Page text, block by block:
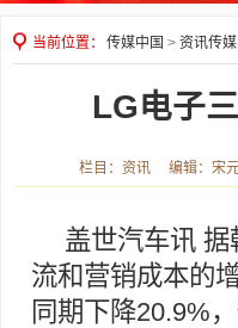
当前位置： 传媒中国 > 资讯传媒
LG电子
栏目：资讯 编辑：宋
盖世汽车讯
流和营销成本的
同期下降20.9%